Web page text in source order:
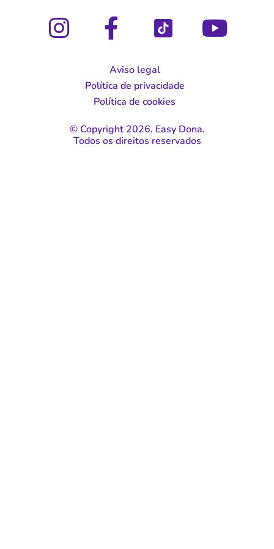
Aviso legal
Política de privacidade
Política de cookies
© Copyright 2026. Easy Dona.
Todos os direitos reservados